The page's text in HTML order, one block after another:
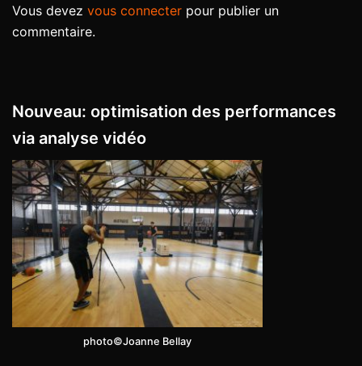
Vous devez vous connecter pour publier un
commentaire.
Nouveau: optimisation des performances
via analyse vidéo
photo©Joanne Bellay